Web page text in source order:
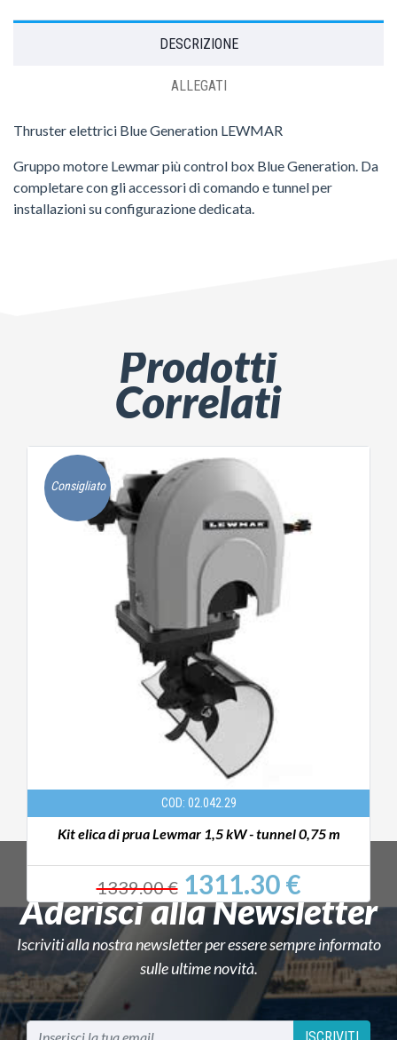
DESCRIZIONE
ALLEGATI
Thruster elettrici Blue Generation LEWMAR
Gruppo motore Lewmar più control box Blue Generation. Da
completare con gli accessori di comando e tunnel per
installazioni su configurazione dedicata.
Prodotti
Correlati
Consigliato
COD: 02.042.29
Kit elica di prua Lewmar 1,5 kW - tunnel 0,75 m
1339.00 €1311.30 €
Aderisci alla Newsletter
Iscriviti alla nostra newsletter per essere sempre informato
sulle ultime novità.
ISCRIVITI